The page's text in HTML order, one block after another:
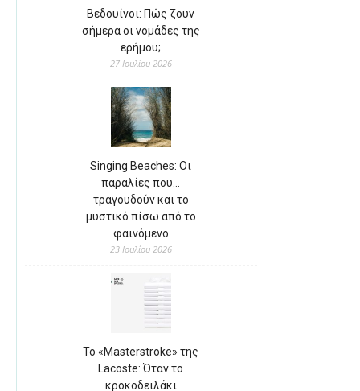
Βεδουίνοι: Πώς ζουν
σήμερα οι νομάδες της
ερήμου;
27 Ιουλίου 2026
Singing Beaches: Οι
παραλίες που…
τραγουδούν και το
μυστικό πίσω από το
φαινόμενο
23 Ιουλίου 2026
Το «Masterstroke» της
Lacoste: Όταν το
κροκοδειλάκι